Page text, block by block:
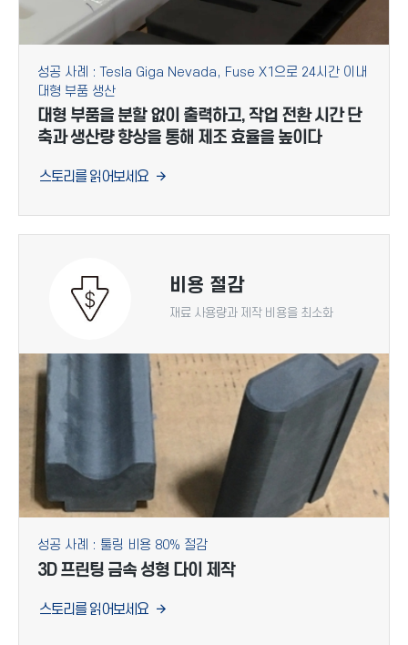
성공 사례 : Tesla Giga Nevada, Fuse X1으로 24시간 이내
대형 부품 생산
대형 부품을 분할 없이 출력하고, 작업 전환 시간 단
축과 생산량 향상을 통해 제조 효율을 높이다
스토리를 읽어보세요
비용 절감
재료 사용량과 제작 비용을 최소화
성공 사례 : 툴링 비용 80% 절감
3D 프린팅 금속 성형 다이 제작
스토리를 읽어보세요